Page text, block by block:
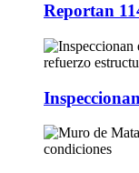
Reportan